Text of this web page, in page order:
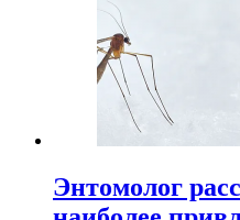
Энтомолог